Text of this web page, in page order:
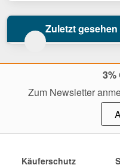
Zuletzt gesehen
3%
Zum Newsletter
Käuferschutz